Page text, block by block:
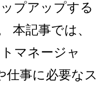
プアップする
本記事では、
マネージャ
仕事に必要なス